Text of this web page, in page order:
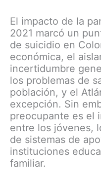
El impacto de la
2021 marcó un
de suicidio en
económica, el
incertidumbre
los problemas de
población, y el
excepción. Sin
preocupante es el
entre los jóvenes,
de sistemas de
instituciones
familiar.